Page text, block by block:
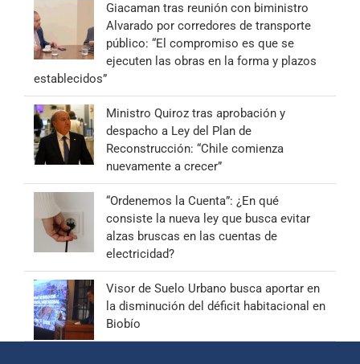
Giacaman tras reunión con biministro
Alvarado por corredores de transporte
público: “El compromiso es que se
ejecuten las obras en la forma y plazos
establecidos”
Ministro Quiroz tras aprobación y
despacho a Ley del Plan de
Reconstrucción: “Chile comienza
nuevamente a crecer”
“Ordenemos la Cuenta”: ¿En qué
consiste la nueva ley que busca evitar
alzas bruscas en las cuentas de
electricidad?
Visor de Suelo Urbano busca aportar en
la disminución del déficit habitacional en
Biobío